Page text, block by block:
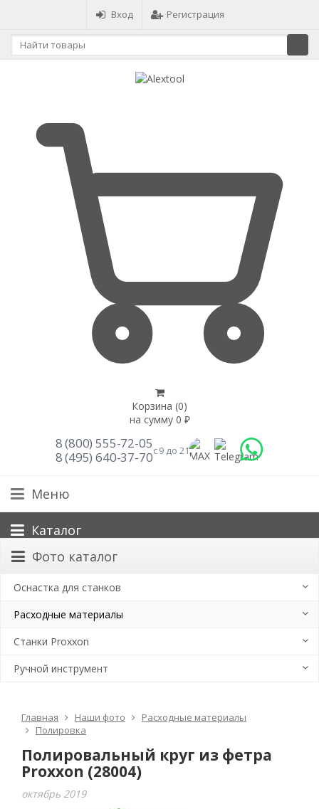
Вход Регистрация
Корзина (0)
на сумму 0 ₽
8 (800) 555-72-05
8 (495) 640-37-70с 9 до 21
Меню
Каталог
Фото каталог
Оснастка для станков
Расходные материалы
Станки Proxxon
Ручной инструмент
Главная Наши фото
Расходные материалы
Полировка
Полировальный круг из фетра
Proxxon (28004)
октябрь 2019